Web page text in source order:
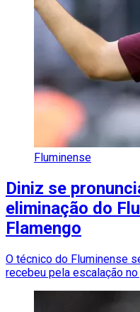
Fluminense
Diniz se
eliminação do
Flamengo
O técnico do Fluminense
recebeu pela escalação